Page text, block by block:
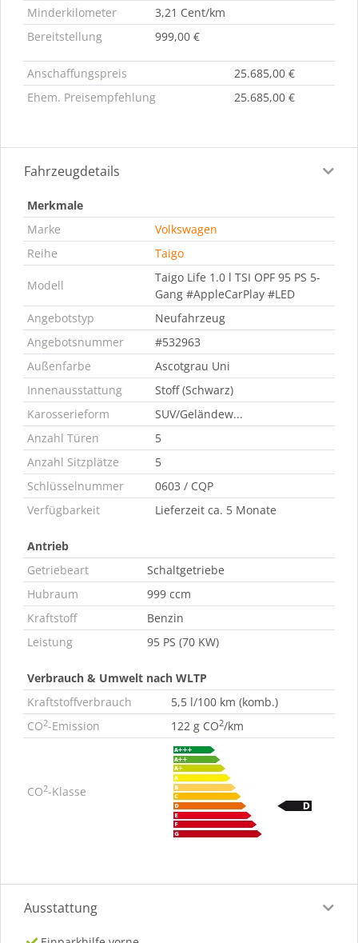
Minderkilometer
3,21 Cent/km
Bereitstellung
999,00 €
Anschaffungspreis
25.685,00 €
Ehem. Preisempfehlung
25.685,00 €
Fahrzeugdetails
Merkmale
Marke
Volkswagen
Reihe
Taigo
Modell
Taigo Life 1.0 l TSI OPF 95 PS 5-
Gang #AppleCarPlay #LED
Angebotstyp
Neufahrzeug
Angebotsnummer
#532963
Außenfarbe
Ascotgrau Uni
Innenausstattung
Stoff (Schwarz)
Karosserieform
SUV/Geländew...
Anzahl Türen
5
Anzahl Sitzplätze
5
Schlüsselnummer
0603 / CQP
Verfügbarkeit
Lieferzeit ca. 5 Monate
Antrieb
Getriebeart
Schaltgetriebe
Hubraum
999 ccm
Kraftstoff
Benzin
Leistung
95 PS (70 KW)
Verbrauch & Umwelt nach WLTP
Kraftstoffverbrauch
5,5 l/100 km (komb.)
CO2-Emission 122 g CO2/km
CO2-Klasse
Ausstattung